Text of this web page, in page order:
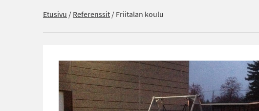
Etusivu /Referenssit/Friitalan koulu